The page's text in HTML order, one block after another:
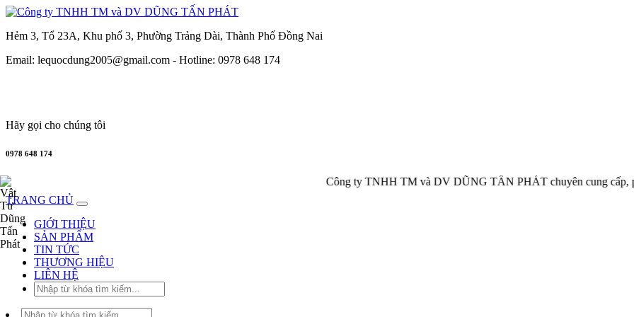
Hẻm 3, Tổ 23A, Khu phố 3, Phường Trảng Dài, Thành Phố Đồng Nai
Email: lequocdung2005@gmail.com - Hotline: 0978 648 174
Hãy gọi cho chúng tôi
0978 648 174
Công ty TNHH TM và DV DŨNG TẤN PHÁT chuyên cung cấp, phân phối
TRANG CHỦ
GIỚI THIỆU
SẢN PHẨM
TIN TỨC
THƯƠNG HIỆU
LIÊN HỆ